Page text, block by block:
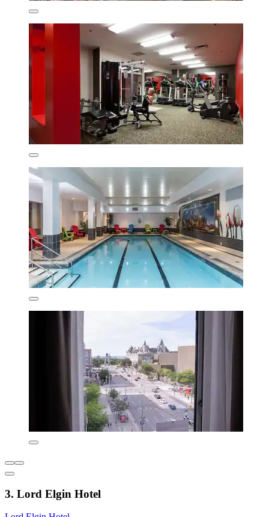
3. Lord Elgin Hotel